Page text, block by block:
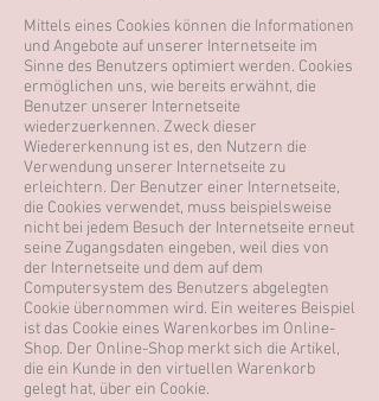
Mittels eines Cookies können die Informationen
und Angebote auf unserer Internetseite im
Sinne des Benutzers optimiert werden. Cookies
ermöglichen uns, wie bereits erwähnt, die
Benutzer unserer Internetseite
wiederzuerkennen. Zweck dieser
Wiedererkennung ist es, den Nutzern die
Verwendung unserer Internetseite zu
erleichtern. Der Benutzer einer Internetseite,
die Cookies verwendet, muss beispielsweise
nicht bei jedem Besuch der Internetseite erneut
seine Zugangsdaten eingeben, weil dies von
der Internetseite und dem auf dem
Computersystem des Benutzers abgelegten
Cookie übernommen wird. Ein weiteres Beispiel
ist das Cookie eines Warenkorbes im Online-
Shop. Der Online-Shop merkt sich die Artikel,
die ein Kunde in den virtuellen Warenkorb
gelegt hat, über ein Cookie.